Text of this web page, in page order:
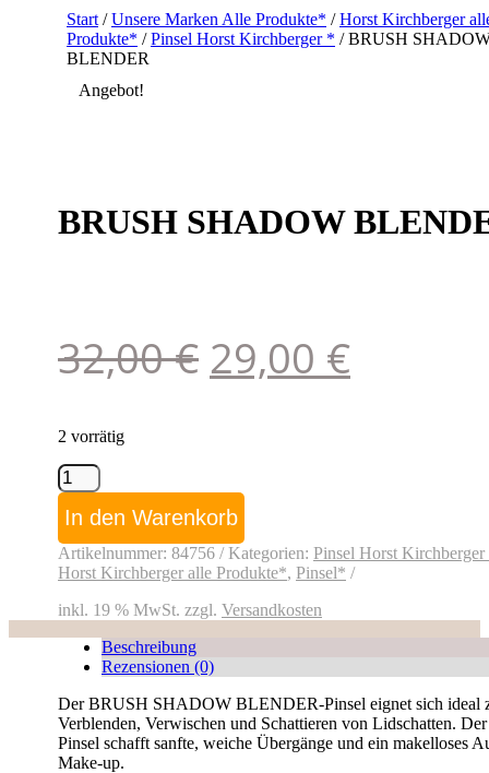
Start /Unsere Marken Alle Produkte* /Horst Kirchberger
Produkte* /Pinsel Horst Kirchberger * / BRUSH
BLENDER
Angebot!
BRUSH SHADOW
32,00€
32,00 €
29,00 €
2 vorrätig
BRUSH
SHADOW
BLENDER
Menge
In den Warenkorb
Artikelnummer: 84756 Kategorien: Pinsel Horst
Horst Kirchberger alle Produkte*, Pinsel*
inkl. 19 % MwSt. zzgl. Versandkosten
Beschreibung
Rezensionen (0)
Der BRUSH SHADOW BLENDER-Pinsel eignet sich ideal
Verblenden, Verwischen und Schattieren von Lidschatten. Der
Pinsel schafft sanfte, weiche Übergänge und ein makelloses
Make-up.